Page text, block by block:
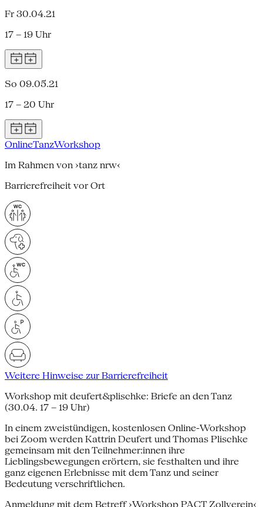
Fr 30.04.21
17 – 19 Uhr
So 09.05.21
17 – 20 Uhr
OnlineTanzWorkshop
Im Rahmen von ›tanz nrw‹
Barrierefreiheit vor Ort
Weitere Hinweise zur Barrierefreiheit
Workshop mit deufert&plischke: Briefe an den Tanz
(30.04. 17 – 19 Uhr)
In einem zweistündigen, kostenlosen Online-Workshop
bei Zoom werden Kattrin Deufert und Thomas Plischke
gemeinsam mit den Teilnehmer:innen ihre
Lieblingsbewegungen erörtern, sie festhalten und ihre
ganz eigenen Erlebnisse mit dem Tanz und seiner
Bedeutung verschriftlichen.
Anmeldung mit dem Betreff ›Workshop PACT Zollverein‹